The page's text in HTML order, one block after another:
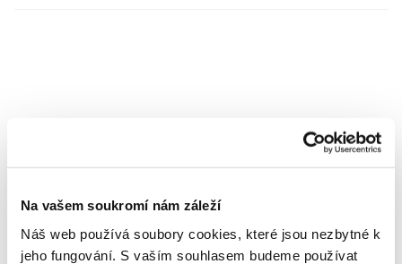
Na vašem soukromí nám záleží
Náš web používá soubory cookies, které jsou nezbytné k
jeho fungování. S vaším souhlasem budeme používat